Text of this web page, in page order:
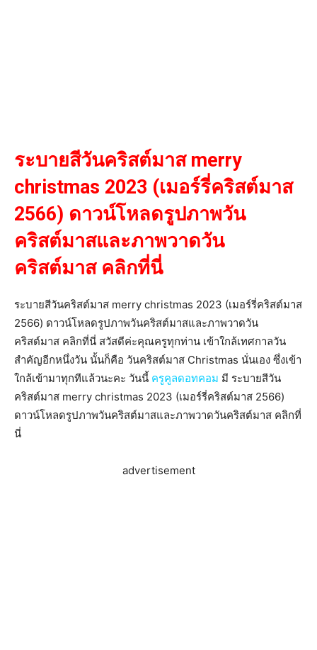
ระบายสีวันคริสต์มาส merry
christmas 2023 (เมอร์รี่คริสต์มาส
2566) ดาวน์โหลดรูปภาพวัน
คริสต์มาสและภาพวาดวัน
คริสต์มาส คลิกที่นี่
ระบายสีวันคริสต์มาส merry christmas 2023 (เมอร์รี่คริสต์มาส
2566) ดาวน์โหลดรูปภาพวันคริสต์มาสและภาพวาดวัน
คริสต์มาส คลิกที่นี่ สวัสดีค่ะคุณครูทุกท่าน เข้าใกล้เทศกาลวัน
สำคัญอีกหนึ่งวัน นั้นก็คือ วันคริสต์มาส Christmas นั่นเอง ซึ่งเข้า
ใกล้เข้ามาทุกทีแล้วนะคะ วันนี้ ครูคูลดอทคอม มี ระบายสีวัน
คริสต์มาส merry christmas 2023 (เมอร์รี่คริสต์มาส 2566)
ดาวน์โหลดรูปภาพวันคริสต์มาสและภาพวาดวันคริสต์มาส คลิกที่
นี่
advertisement